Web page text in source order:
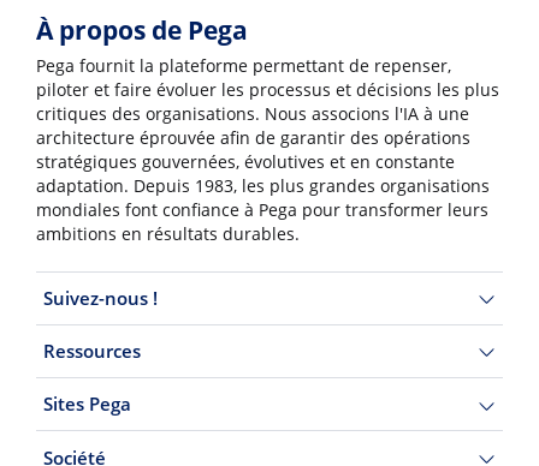
À propos de Pega
Pega fournit la plateforme permettant de repenser,
piloter et faire évoluer les processus et décisions les plus
critiques des organisations. Nous associons l'IA à une
architecture éprouvée afin de garantir des opérations
stratégiques gouvernées, évolutives et en constante
adaptation. Depuis 1983, les plus grandes organisations
mondiales font confiance à Pega pour transformer leurs
ambitions en résultats durables.
Suivez-nous !
Ressources
Sites Pega
Société